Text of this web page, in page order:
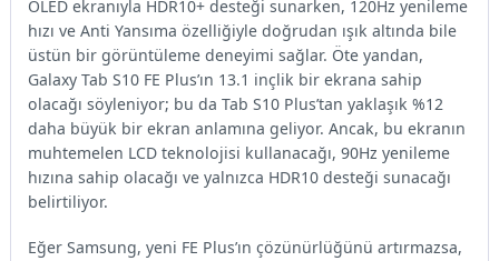
OLED ekranıyla HDR10+ desteği sunarken, 120Hz yenileme
hızı ve Anti Yansıma özelliğiyle doğrudan ışık altında bile
üstün bir görüntüleme deneyimi sağlar. Öte yandan,
Galaxy Tab S10 FE Plus’ın 13.1 inçlik bir ekrana sahip
olacağı söyleniyor; bu da Tab S10 Plus’tan yaklaşık %12
daha büyük bir ekran anlamına geliyor. Ancak, bu ekranın
muhtemelen LCD teknolojisi kullanacağı, 90Hz yenileme
hızına sahip olacağı ve yalnızca HDR10 desteği sunacağı
belirtiliyor.
Eğer Samsung, yeni FE Plus’ın çözünürlüğünü artırmazsa,